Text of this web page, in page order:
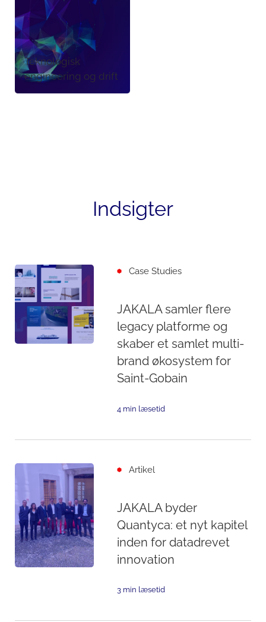
Teknologisk
engineering og drift
Indsigter
Case Studies
JAKALA samler flere
legacy platforme og
skaber et samlet multi-
brand økosystem for
Saint-Gobain
4 min læsetid
Artikel
JAKALA byder
Quantyca: et nyt kapitel
inden for datadrevet
innovation
3 min læsetid